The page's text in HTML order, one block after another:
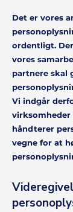
Det er vores
ordentligt.
vores
partnere skal
Vi indgår
virksomheder
håndterer
vegne for at